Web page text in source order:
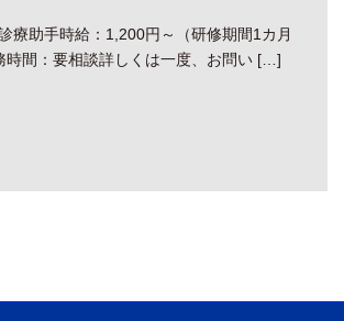
療助手時給：1,200円～（研修期間1カ月
時間：要相談詳しくは一度、お問い […]